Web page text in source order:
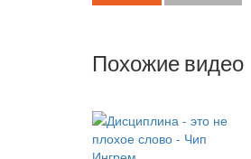
Похожие видео